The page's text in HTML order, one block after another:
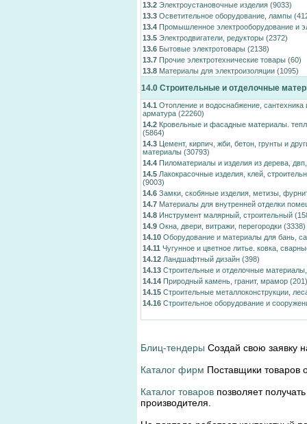
13.2 Электроустановочные изделия (9033)
13.3 Осветительное оборудование, лампы
13.4 Промышленное электрооборудование и
13.5 Электродвигатели, редукторы (2372)
13.6 Бытовые электротовары (2138)
13.7 Прочие электротехнические товары (60)
13.8 Материалы для электроизоляции (1095)
14.0 Строительные и отделочные
14.1 Отопление и водоснабжение, сантехника
арматура (22260)
14.2 Кровельные и фасадные материалы.
(5864)
14.3 Цемент, кирпич, жби, бетон, грунты и
материалы (30793)
14.4 Пиломатериалы и изделия из дерева,
14.5 Лакокрасочные изделия, клей,
(9003)
14.6 Замки, скобяные изделия, метизы,
14.7 Материалы для внутренней отделки
14.8 Инструмент малярный, строительный
14.9 Окна, двери, витражи, перегородки (3338)
14.10 Оборудование и материалы для бань,
14.11 Чугунное и цветное литье. ковка,
14.12 Ландшафтный дизайн (398)
14.13 Строительные и отделочные материалы,
14.14 Природный камень, гранит, мрамор (201)
14.15 Строительные металлоконструкции,
14.16 Строительное оборудование и
Блиц-тендеры Создай свою заявку
Каталог фирм Поставщики товаров
Каталог товаров позволяет
производителя.